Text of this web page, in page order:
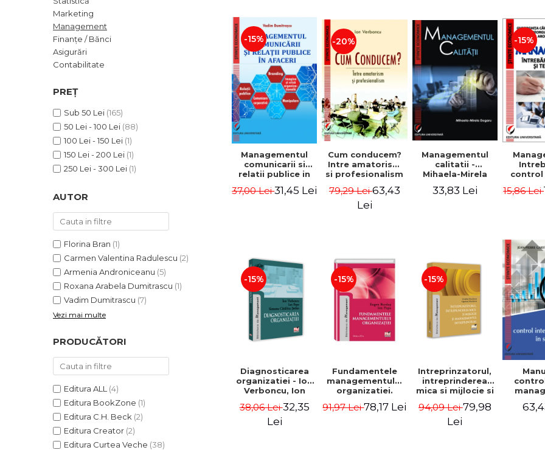
ADMINISTRATIVE
ȘTIINȚE ECONOMICE
ȘTIINȚE EXACTE
EDUCAȚIE FIZICĂ ȘI SPORT
PREUNIVERSITARIA
PACHETE DE STUDIU
PROMOȚIILE LUNII
Cum Cumpăr
Politica de Retur
Formular de Retur
Marketing
Management
Finanțe / Bănci
Asigurări
Contabilitate
PREȚ
Sub 50 Lei (165)
50 Lei - 100 Lei (88)
100 Lei - 150 Lei (1)
150 Lei - 200 Lei (1)
250 Lei - 300 Lei (1)
AUTOR
Florina Bran (1)
Carmen Valentina Radulescu (2)
Armenia Androniceanu (5)
Roxana Arabela Dumitrascu (1)
Vadim Dumitrascu (7)
Vezi mai multe
PRODUCĂTORI
Editura ALL (4)
Editura BookZone (1)
Editura C.H. Beck (2)
Editura Creator (2)
Editura Curtea Veche (38)
-15%
Managementul
comunicarii si
relatii publice in
Dumitrascu
37,00 Lei31,45 Lei
-20%
Cum conducem?
Intre amatorism
si profesionalism
79,29 Lei63,43
Lei
Managementul
calitatii -
Mihaela-Mirela
33,83 Lei
-15%
15,86 Lei
-15%
Diagnosticarea
organizatiei - Ion
Verboncu, Ion
Catalina Stefan
38,06 Lei32,35
Lei
-15%
Fundamentele
managementului
organizatiei.
Eugen Burdus,
91,97 Lei78,17 Lei
-15%
Intreprinzatorul,
intreprinderea
mica si mijlocie si
intreprenorial -
Ovidiu Nicolescu,
94,09 Lei79,98
Lei